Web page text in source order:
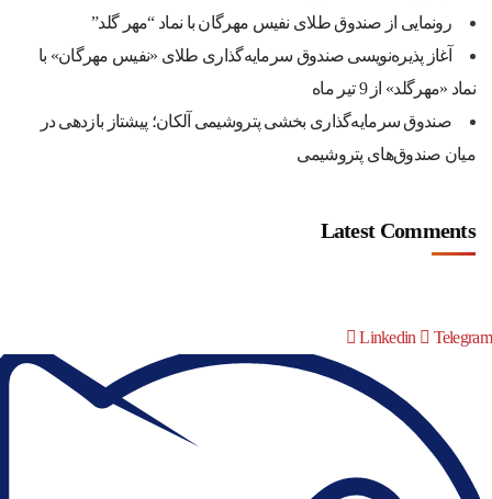
رونمایی از صندوق طلای نفیس مهرگان با نماد “مهر گلد”
آغاز پذیره‌نویسی صندوق سرمایه‌گذاری طلای «نفیس مهرگان» با
نماد «مهرگلد» از 9 تیر ماه
صندوق سرمایه‌گذاری بخشی پتروشیمی آلکان؛ پیشتاز بازدهی در
میان صندوق‌های پتروشیمی
Latest Comments
Linkedin Telegram